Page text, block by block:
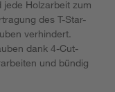
Holzarbeit zum
des T-Star-
verhindert.
dank 4-Cut-
und bündig